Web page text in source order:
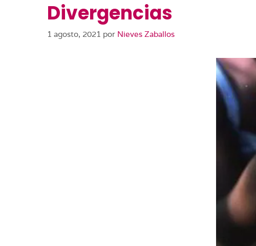
Divergencias
1 agosto, 2021 por Nieves Zaballos